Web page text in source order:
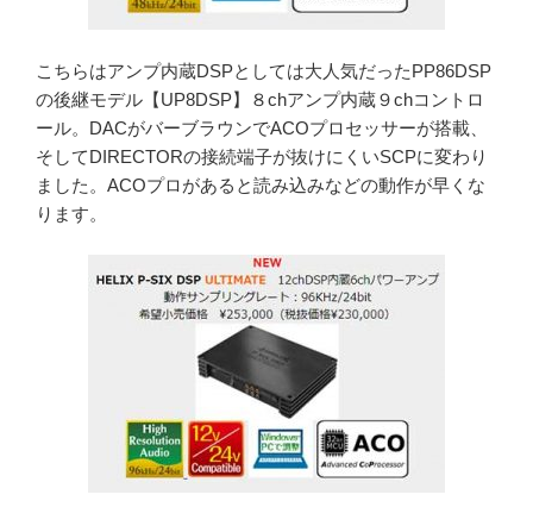
こちらはアンプ内蔵DSPとしては大人気だったPP86DSP
の後継モデル【UP8DSP】８chアンプ内蔵９chコントロ
ール。DACがバーブラウンでACOプロセッサーが搭載、
そしてDIRECTORの接続端子が抜けにくいSCPに変わり
ました。ACOプロがあると読み込みなどの動作が早くな
ります。